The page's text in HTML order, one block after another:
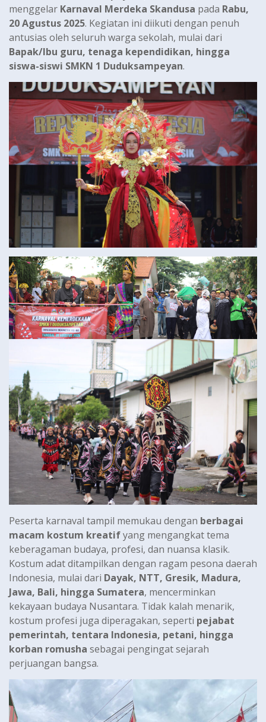
menggelar Karnaval Merdeka Skandusa pada Rabu,
20 Agustus 2025. Kegiatan ini diikuti dengan penuh
antusias oleh seluruh warga sekolah, mulai dari
Bapak/Ibu guru, tenaga kependidikan, hingga
siswa-siswi SMKN 1 Duduksampeyan.
Peserta karnaval tampil memukau dengan berbagai
macam kostum kreatifyang mengangkat tema
keberagaman budaya, profesi, dan nuansa klasik.
Kostum adat ditampilkan dengan ragam pesona daerah
Indonesia, mulai dari Dayak, NTT, Gresik, Madura,
Jawa, Bali, hingga Sumatera, mencerminkan
kekayaan budaya Nusantara. Tidak kalah menarik,
kostum profesi juga diperagakan, seperti pejabat
pemerintah, tentara Indonesia, petani, hingga
korban romusha sebagai pengingat sejarah
perjuangan bangsa.